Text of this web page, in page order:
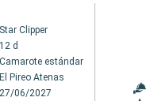
Star Clipper
12 d
Camarote estándar
El Pireo Atenas
27/06/2027